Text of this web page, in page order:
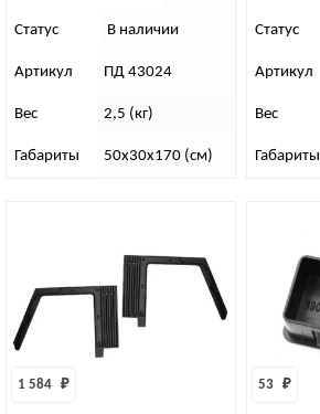
Статус В наличии
Артикул ПД 43024
Вес 2,5 (кг)
Габариты 50х30х170 (см)
Статус
Артикул
Вес
Габариты
1 584 ₽ 53 ₽